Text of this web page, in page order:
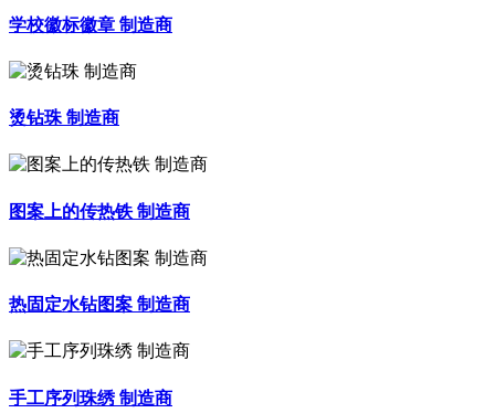
学校徽标徽章 制造商
烫钻珠 制造商
图案上的传热铁 制造商
热固定水钻图案 制造商
手工序列珠绣 制造商